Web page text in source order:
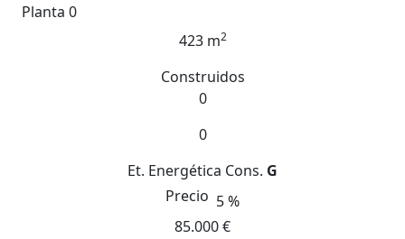
Planta 0
423 m2
Construidos
0
0
Et. Energética Cons. G
Precio 5 %
85.000 €